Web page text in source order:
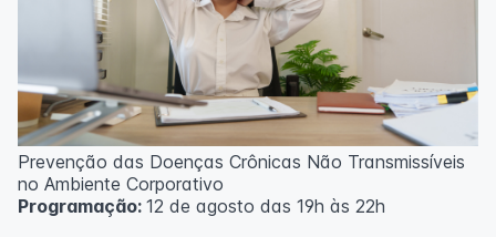
Prevenção das Doenças Crônicas Não Transmissíveis
no Ambiente Corporativo
Programação: 12 de agosto das 19h às 22h